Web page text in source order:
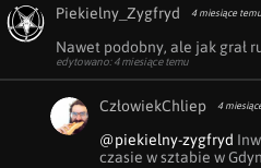
Piekielny_Zygfryd 4 miesiące temu
Nawet podobny, ale jak grał
edytowano: 4 miesiące temu
CzłowiekChliep 4
@piekielny-zygfryd
czasie w sztabie w